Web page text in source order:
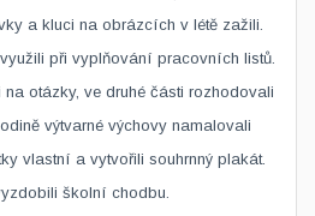
a kluci na obrázcích v létě zažili.
při vyplňování pracovních listů.
otázky, ve druhé části rozhodovali
výtvarné výchovy namalovali
vlastní a vytvořili souhrnný plakát.
školní chodbu.